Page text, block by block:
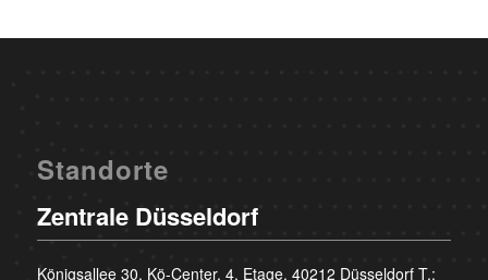
Standorte
Zentrale Düsseldorf
Königsallee 30, Kö-Center, 4. Etage, 40212 Düsseldorf T.: